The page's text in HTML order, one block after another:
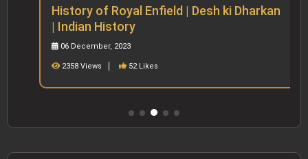
History of Royal Enfield | Desh ki Dharkan
| Indian History
06 December, 2023
2358 Views 52 Likes